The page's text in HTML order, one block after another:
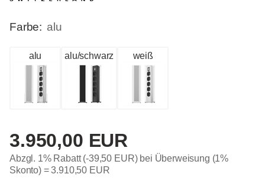
Farbe: alu
alu alu/schwarz weiß
3.950,00 EUR
Abzgl. 1% Rabatt (-39,50 EUR) bei Überweisung (1%
Skonto) =3.910,50 EUR